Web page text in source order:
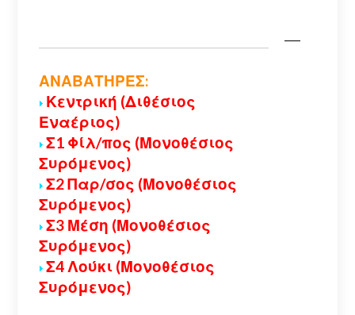
ΑΝΑΒΑΤΗΡΕΣ:
Κεντρική (Διθέσιος
Εναέριος)
Σ1 Φίλ/πος (Μονοθέσιος
Συρόμενος)
Σ2 Παρ/σος (Μονοθέσιος
Συρόμενος)
Σ3 Μέση (Μονοθέσιος
Συρόμενος)
Σ4 Λούκι (Μονοθέσιος
Συρόμενος)